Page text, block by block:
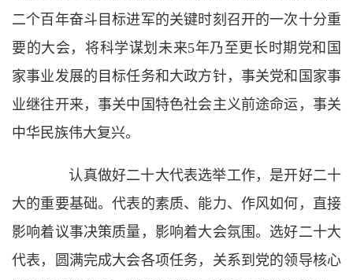
二个百年奋斗目标进军的关键时刻召开的一次十分重
要的大会，将科学谋划未来5年乃至更长时期党和国
家事业发展的目标任务和大政方针，事关党和国家事
业继往开来，事关中国特色社会主义前途命运，事关
中华民族伟大复兴。
认真做好二十大代表选举工作，是开好二十
大的重要基础。代表的素质、能力、作风如何，直接
影响着议事决策质量，影响着大会氛围。选好二十大
代表，圆满完成大会各项任务，关系到党的领导核心